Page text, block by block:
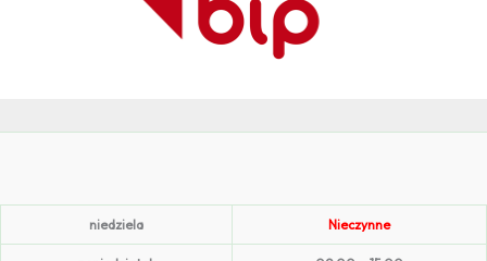
niedziela Nieczynne